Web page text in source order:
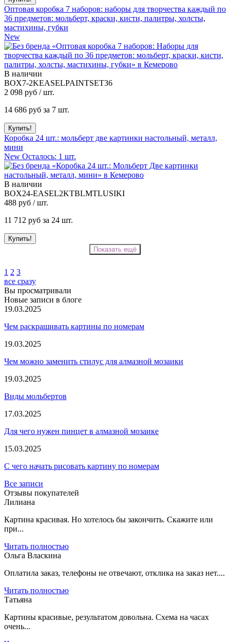
Оптовая коробка 7 наборов: наборы для творчества каждый по
36 предметов: мольберт, краски, кисти, палитры, холсты,
мастихины, губки
New
В наличии
BOX7-2KEASELPAINTSET36
2 098 руб / шт.
14 686 руб за 7 шт.
Коробка 24 шт.: мольберт две картинки настольный, металл,
мини
New Осталось: 1 шт.
В наличии
BOX24-EASEL2KTBLMTLUSIKI
488 руб / шт.
11 712 руб за 24 шт.
Показать ещё
1 2 3
все сразу
Вы просматривали
Новые записи в блоге
19.03.2025
Чем раскрашивать картины по номерам
19.03.2025
Чем можно заменить стилус для алмазной мозаики
19.03.2025
Виды мольбертов
17.03.2025
Для чего нужен пинцет в алмазной мозаике
15.03.2025
С чего начать рисовать картину по номерам
Все записи
Отзывы покупателей
Лилиана
Картина красивая. Но хотелось бы закончить. Скажите или
при...
Читать полностью
Ольга Власкина
Оплатила заказ, телефоны не отвечают, отклика на заказ нет....
Читать полностью
Татьяна
Картины красивые, результатом довольна. Схема на часах
очень...